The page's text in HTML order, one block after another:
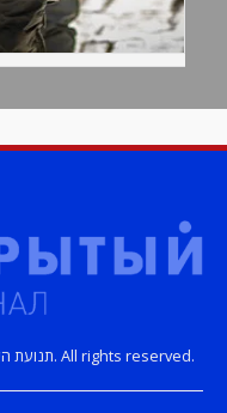
Copyright © Открытый телеканал. תנועת הערבות. All rights reserved.